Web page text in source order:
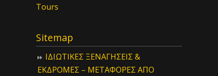
Tours
Sitemap
ΙΔIΩΤΙΚΕΣ ΞΕΝΑΓΗΣΕΙΣ &
ΕΚΔΡΟΜΕΣ – ΜΕΤΑΦΟΡΕΣ ΑΠΟ